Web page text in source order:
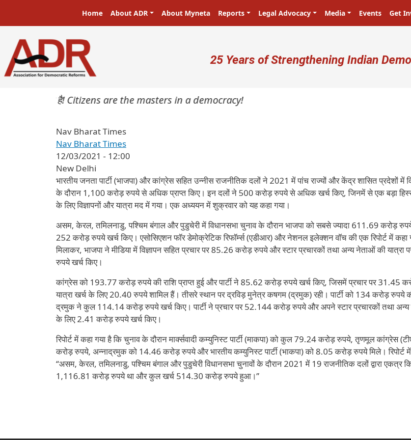
Main navigation
Home About ADR About Myneta Reports Legal Advocacy Media Events Get
User account menu
25 Years of Strengthening Indian
प्रजा ही प्रभु है! Citizens are the masters in a democracy!
Nav Bharat Times
Nav Bharat Times
12/03/2021 - 12:00
New Delhi
भारतीय जनता पार्टी (भाजपा) और कांग्रेस सहित उन्नीस राजनीतिक दलों ने 2021 में पांच राज्यों और केंद्र शासित प्रदेशों में
के दौरान 1,100 करोड़ रुपये से अधिक प्राप्त किए। इन दलों ने 500 करोड़ रुपये से अधिक खर्च किए, जिनमें से एक बड़ा
के लिए विज्ञापनों और यात्रा मद में गया। एक अध्ययन में शुक्रवार को यह कहा गया।
असम, केरल, तमिलनाडु, पश्चिम बंगाल और पुडुचेरी में विधानसभा चुनाव के दौरान भाजपा को सबसे ज्यादा 611.69 करोड़
252 करोड़ रुपये खर्च किए। एसोसिएशन फॉर डेमोक्रेटिक रिफॉर्म्स (एडीआर) और नेशनल इलेक्शन वॉच की एक रिपोर्ट में
मिलाकर, भाजपा ने मीडिया में विज्ञापन सहित प्रचार पर 85.26 करोड़ रुपये और स्टार प्रचारकों तथा अन्य नेताओं की
रुपये खर्च किए।
कांग्रेस को 193.77 करोड़ रुपये की राशि प्राप्त हुई और पार्टी ने 85.62 करोड़ रुपये खर्च किए, जिसमें प्रचार पर 31.45
यात्रा खर्च के लिए 20.40 रुपये शामिल हैं। तीसरे स्थान पर द्रविड़ मुनेत्र कषगम (द्रमुक) रही। पार्टी को 134 करोड़ रुपये
द्रमुक ने कुल 114.14 करोड़ रुपये खर्च किए। पार्टी ने प्रचार पर 52.144 करोड़ रुपये और अपने स्टार प्रचारकों तथा अन्य
के लिए 2.41 करोड़ रुपये खर्च किए।
रिपोर्ट में कहा गया है कि चुनाव के दौरान मार्क्सवादी कम्युनिस्ट पार्टी (माकपा) को कुल 79.24 करोड़ रुपये, तृणमूल कांग्रेस
करोड़ रुपये, अन्नाद्रमुक को 14.46 करोड़ रुपये और भारतीय कम्युनिस्ट पार्टी (भाकपा) को 8.05 करोड़ रुपये मिले। रिपोर्ट
‘‘असम, केरल, तमिलनाडु, पश्चिम बंगाल और पुडुचेरी विधानसभा चुनावों के दौरान 2021 में 19 राजनीतिक दलों द्वारा एकत्र
1,116.81 करोड़ रुपये था और कुल खर्च 514.30 करोड़ रुपये हुआ।’’